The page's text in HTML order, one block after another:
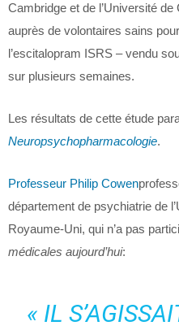
Cambridge et de l’Université
auprès de volontaires sains
l’escitalopram ISRS – vendu
sur plusieurs semaines.
Les résultats de cette étude
Neuropsychopharmacologie.
Professeur Philip Cowen
département de psychiatrie de
Royaume-Uni, qui n’a pas
médicales aujourd’hui:
« IL